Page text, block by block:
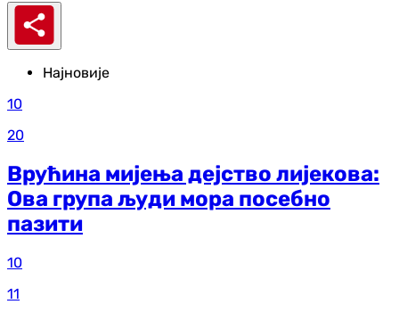
Најновије
10
20
Врућина мијења дејство лијекова:
Ова група људи мора посебно
пазити
10
11